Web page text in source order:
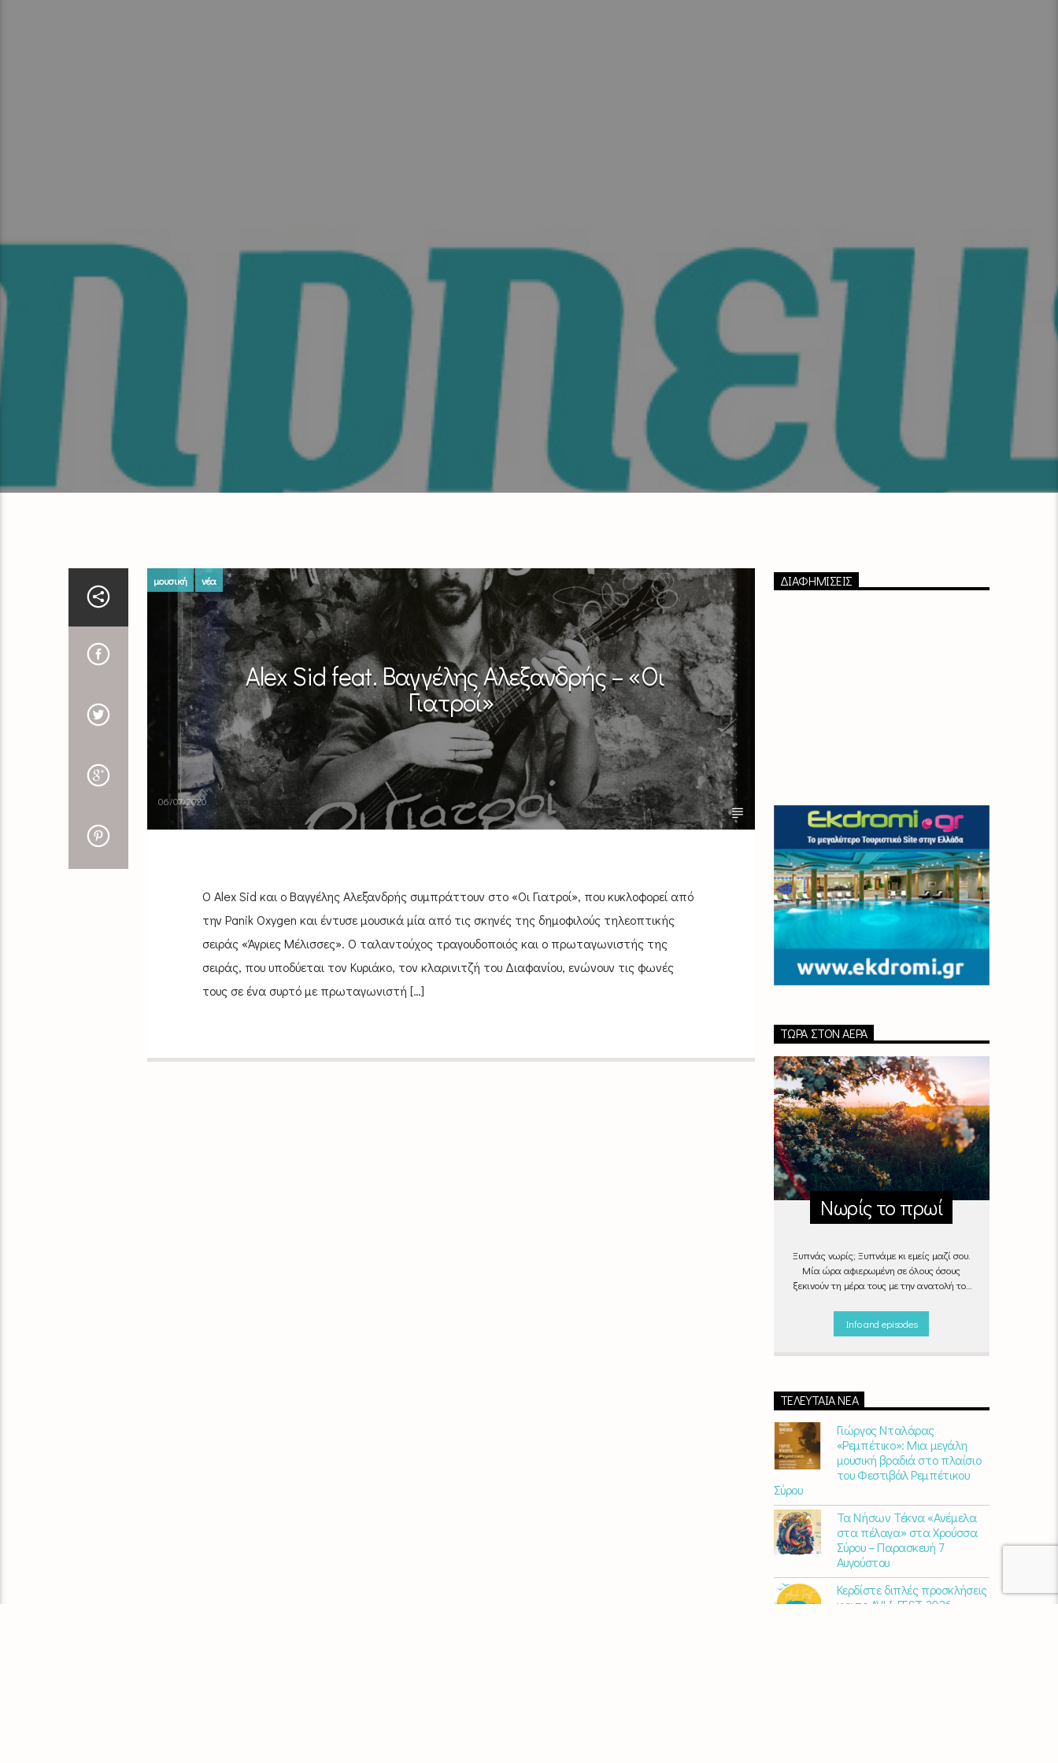
μουσική νέα
Alex Sid feat. Βαγγέλης Αλεξανδρής – «Οι
Γιατροί»
06/07/2020
O Alex Sid και ο Βαγγέλης Αλεξανδρής συμπράττουν στο «Οι Γιατροί», που κυκλοφορεί από
την Panik Oxygen και έντυσε μουσικά μία από τις σκηνές της δημοφιλούς τηλεοπτικής
σειράς «Άγριες Μέλισσες». Ο ταλαντούχος τραγουδοποιός και ο πρωταγωνιστής της
σειράς, που υποδύεται τον Κυριάκο, τον κλαρινιτζή του Διαφανίου, ενώνουν τις φωνές
τους σε ένα συρτό με πρωταγωνιστή […]
ΔΙΑΦΗΜΙΣΕΙΣ
ΤΏΡΑ ΣΤΟΝ ΑΈΡΑ
Νωρίς το πρωί
Ξυπνάς νωρίς; Ξυπνάμε κι εμείς μαζί σου.
Μία ώρα αφιερωμένη σε όλους όσους
ξεκινούν τη μέρα τους με την ανατολή του
την πρωινή ρουτίνα πιο ευχάριστη!
"Νωρίς το πρωί" καθημερινά
107 FM
Info and episodes
ΤΕΛΕΥΤΑΊΑ ΝΈΑ
Γιώργος Νταλάρας
«Ρεμπέτικο»: Μια μεγάλη
μουσική βραδιά στο πλαίσιο
του Φεστιβάλ Ρεμπέτικου
Σύρου
Τα Νήσων Τέκνα «Ανέμελα
στα πέλαγα» στα Χρούσσα
Σύρου – Παρασκευή 7
Αυγούστου
Κερδίστε διπλές προσκλήσεις
για το AVLI FEST 2026